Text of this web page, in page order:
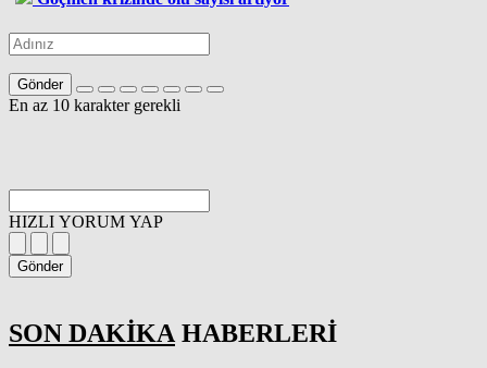
Gönder
En az 10 karakter gerekli
HIZLI YORUM YAP
Gönder
SON DAKİKA HABERLERİ